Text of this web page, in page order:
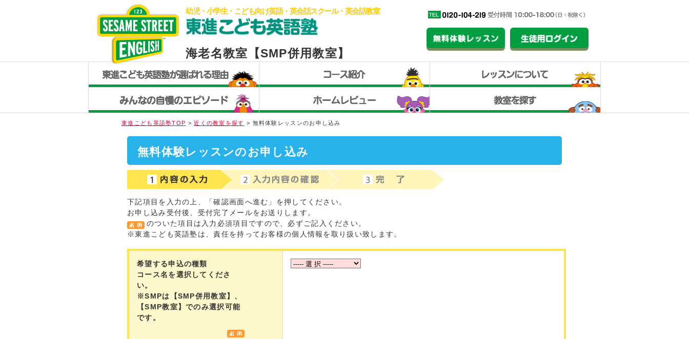
幼児・小学生・こども向け英語・英会話スクール・英会話教室
海老名教室【SMP併用教室】
東進こども英語塾TOP >近くの教室を探す > 無料体験レッスンのお申し込み
無料体験レッスンのお申し込み
下記項目を入力の上、「確認画面へ進む」を押してください。
お申し込み受付後、受付完了メールをお送りします。
のついた項目は入力必須項目ですので、必ずご記入ください。
※東進こども英語塾は、責任を持ってお客様の個人情報を取り扱い致します。
希望する申込の種類
コース名を選択してくださ
い。
※SMPは【SMP併用教室】、
【SMP教室】でのみ選択可能
です。